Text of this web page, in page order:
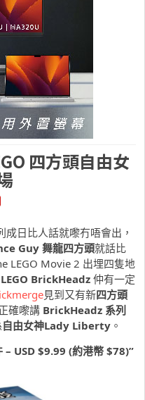
四方頭自由女
成日比人話就嚟冇唔會出，
Guy 舞龍四方頭就話比
LEGO Movie 2 出埋四隻地
LEGO BrickHeadz 仲有一定
見到又有新四方頭
確嚟講 BrickHeadz 系列
自由女神Lady Liberty 。
USD $9.99 (約港幣 $78)”